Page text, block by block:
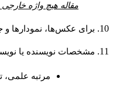
مقاله هیچ واژه خارجی
برای عکس‌ها، نمودارها و
مشخصات نویسنده یا
مرتبه علمی،